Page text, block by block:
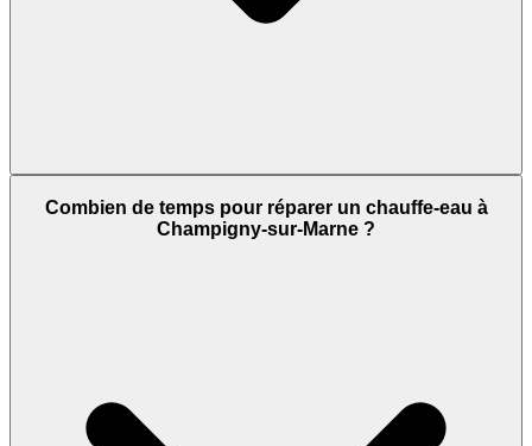
Combien de temps pour réparer un chauffe-eau à
Champigny-sur-Marne ?